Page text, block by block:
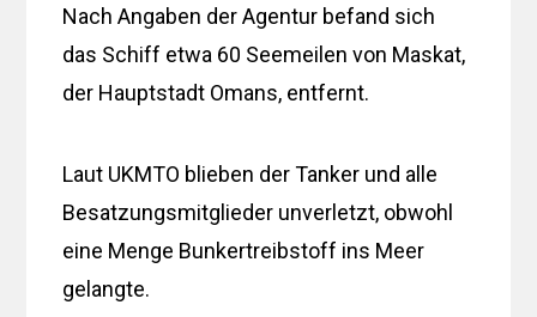
Nach Angaben der Agentur befand sich
das Schiff etwa 60 Seemeilen von Maskat,
der Hauptstadt Omans, entfernt.
Laut UKMTO blieben der Tanker und alle
Besatzungsmitglieder unverletzt, obwohl
eine Menge Bunkertreibstoff ins Meer
gelangte.